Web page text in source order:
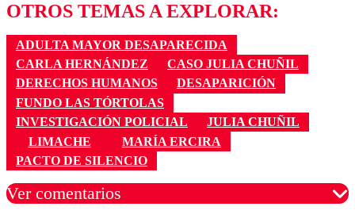
OTROS TEMAS A EXPLORAR:
ADULTA MAYOR DESAPARECIDA
CARLA HERNÁNDEZ
CASO JULIA CHUÑIL
DERECHOS HUMANOS
DESAPARICIÓN
FUNDO LAS TÓRTOLAS
INVESTIGACIÓN POLICIAL
JULIA CHUÑIL
LIMACHE
MARÍA ERCIRA
PACTO DE SILENCIO
Ver comentarios